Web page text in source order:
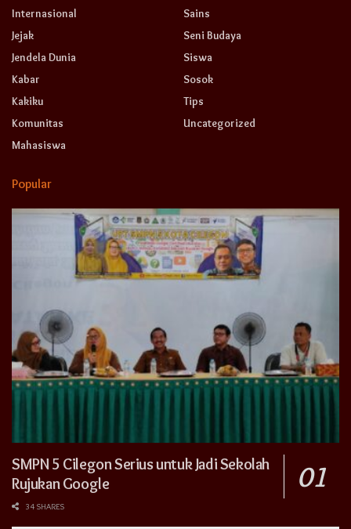
Internasional
Jejak
Jendela Dunia
Kabar
Kakiku
Komunitas
Mahasiswa
Sains
Seni Budaya
Siswa
Sosok
Tips
Uncategorized
Popular
SMPN 5 Cilegon Serius untuk Jadi Sekolah
Rujukan Google
34 SHARES